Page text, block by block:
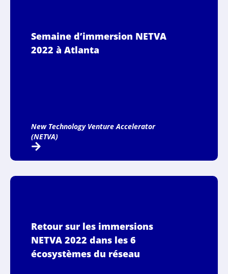
Semaine d’immersion NETVA
2022 à Atlanta
New Technology Venture Accelerator
(NETVA)
Retour sur les immersions
NETVA 2022 dans les 6
écosystèmes du réseau